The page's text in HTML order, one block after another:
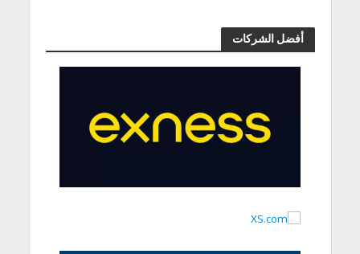
أفضل الشركات